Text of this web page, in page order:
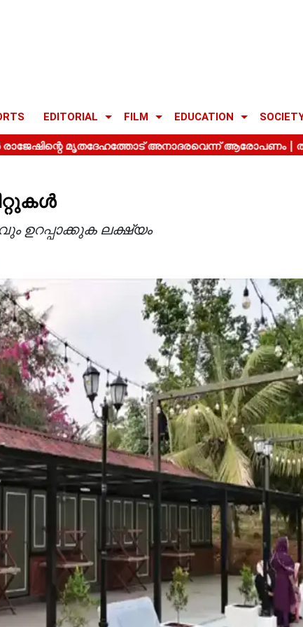
EDITORIAL FILM EDUCATION
ലക്ഷ്യം